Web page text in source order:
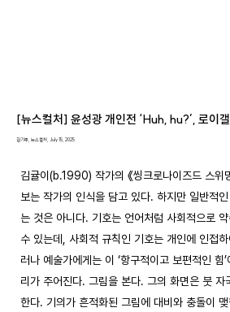
[뉴스컬처] 윤성광 개인전 ‘Huh, hu?’, 로이
김기주, 뉴스컬처, July 15, 2025
김귤이(b.1990) 작가의 《씽크로나이즈드 스위
보는 작가의 인식을 담고 있다. 하지만 일반적
는 것은 아니다. 기호는 언어처럼 사회적으로
수 있는데, 사회적 규칙인 기호는 개인에 인접
러나 예술가에게는 이 ‘항구적이고 보편적인 힘
리가 주어진다. 그림을 본다. 그의 화면은 붓 자
한다. 기의가 흔적화된 그림에 대비와 충돌이